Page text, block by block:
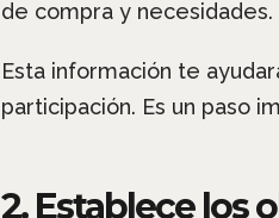
de compra y necesidades.
Esta información te
participación. Es un paso
2. Establece los